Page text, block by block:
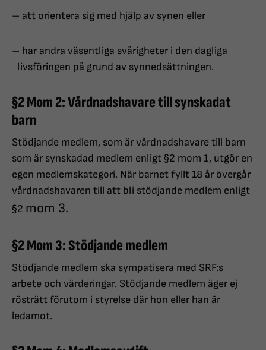
– att orientera sig med hjälp av synen eller
– har andra väsentliga svårigheter i den dagliga
livsföringen på grund av synnedsättningen.
§2 Mom 2: Vårdnadshavare till synskadat
barn
Stödjande medlem, som är vårdnadshavare till barn
som är synskadad medlem enligt §2 mom 1, utgör en
egen medlemskategori. När barnet fyllt 18 år övergår
vårdnadshavaren till att bli stödjande medlem enligt
§2 mom 3.
§2 Mom 3: Stödjande medlem
Stödjande medlem ska sympatisera med SRF:s
arbete och värderingar. Stödjande medlem äger ej
rösträtt förutom i styrelse där hon eller han är
ledamot.